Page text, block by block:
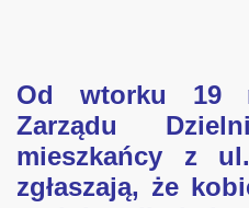
Od wtorku 19
Zarządu
mieszkańcy z
zgłaszają, że